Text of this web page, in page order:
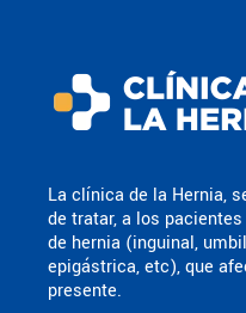
La clínica de la Hernia,
de tratar, a los
de hernia (inguinal,
epigástrica, etc), que
presente.